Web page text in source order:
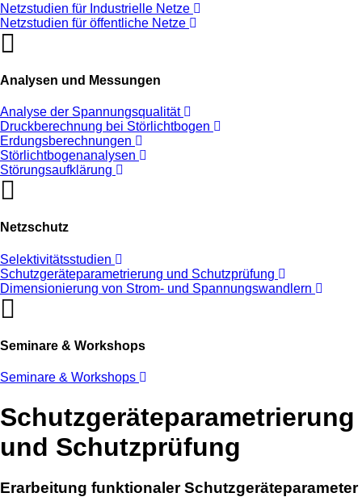
Netzstudien für Industrielle Netze
Netzstudien für öffentliche Netze
Analysen und Messungen
Analyse der Spannungsqualität
Druckberechnung bei Störlichtbogen
Erdungsberechnungen
Störlichtbogenanalysen
Störungsaufklärung
Netzschutz
Selektivitätsstudien
Schutzgeräteparametrierung und Schutzprüfung
Dimensionierung von Strom- und Spannungswandlern
Seminare & Workshops
Seminare & Workshops
Schutzgeräteparametrierung
und Schutzprüfung
Erarbeitung funktionalerSchutzgeräteparameter